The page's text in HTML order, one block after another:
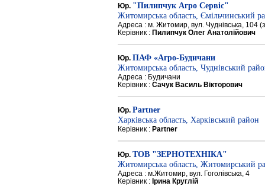
Юр. "Пилипчук Агро Сервіс"
Житомирська область, Ємільчинський
Адреса : м. Житомир, вул. Чуднівська, 104
Керівник : Пилипчук Олег Анатолійович
Юр. ПАФ «Агро-Будичани
Житомирська область, Чуднівський
Адреса : Будичани
Керівник : Сачук Василь Вікторович
Юр. Partner
Харківська область, Харківський район
Керівник : Partner
Юр. ТОВ "ЗЕРНОТЕХНІКА"
Житомирська область, Житомирський
Адреса : м.Житомир, вул. Гоголівська, 4
Керівник : Ірина Круглій